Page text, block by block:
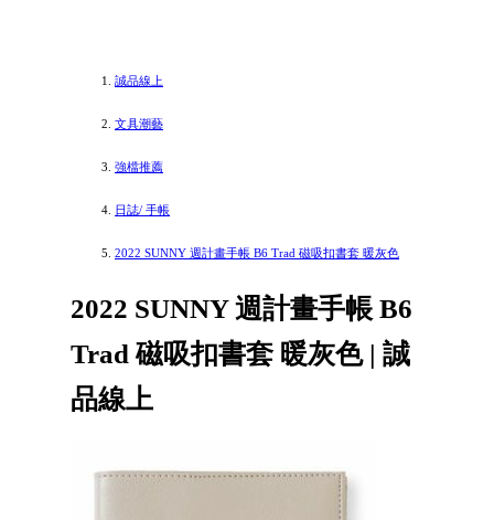
誠品線上
文具潮藝
強檔推薦
日誌/ 手帳
2022 SUNNY 週計畫手帳 B6 Trad 磁吸扣書套 暖灰色
2022 SUNNY 週計畫手帳 B6
Trad 磁吸扣書套 暖灰色 | 誠
品線上